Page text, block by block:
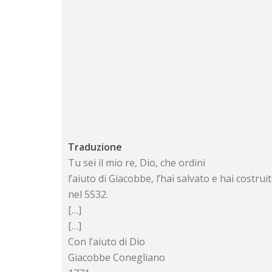
Traduzione
Tu sei il mio re, Dio, che ordini
l’aiuto di Giacobbe, l’hai salvato e hai
nel 5532.
[…]
[…]
Con l’aiuto di Dio
Giacobbe Conegliano